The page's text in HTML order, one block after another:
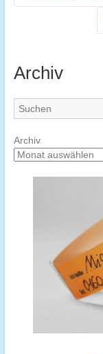
Archiv
Archiv